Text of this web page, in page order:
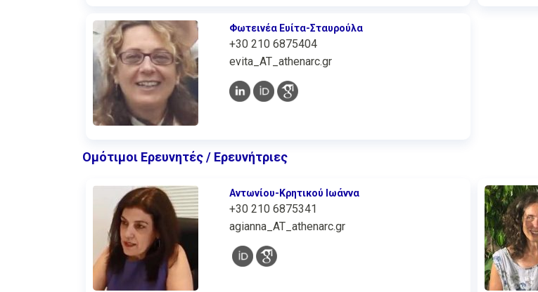
Φωτεινέα Ευίτα-Σταυρούλα
+30 210 6875404
evita_AT_athenarc.gr
Ομότιμοι Ερευνητές / Ερευνήτριες
Αντωνίου-Κρητικού Ιωάννα
+30 210 6875341
agianna_AT_athenarc.gr